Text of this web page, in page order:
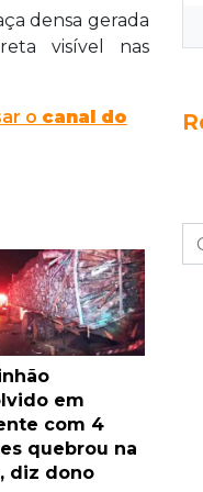
densa gerada
visível nas
o canal do
em
com 4
quebrou na
diz dono